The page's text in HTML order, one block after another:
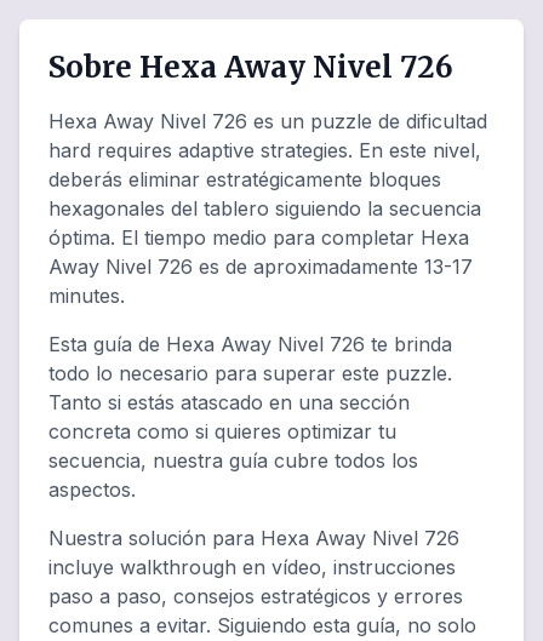
Sobre Hexa Away Nivel 726
Hexa Away Nivel 726 es un puzzle de dificultad
hard requires adaptive strategies. En este nivel,
deberás eliminar estratégicamente bloques
hexagonales del tablero siguiendo la secuencia
óptima. El tiempo medio para completar Hexa
Away Nivel 726 es de aproximadamente 13-17
minutes.
Esta guía de Hexa Away Nivel 726 te brinda
todo lo necesario para superar este puzzle.
Tanto si estás atascado en una sección
concreta como si quieres optimizar tu
secuencia, nuestra guía cubre todos los
aspectos.
Nuestra solución para Hexa Away Nivel 726
incluye walkthrough en vídeo, instrucciones
paso a paso, consejos estratégicos y errores
comunes a evitar. Siguiendo esta guía, no solo